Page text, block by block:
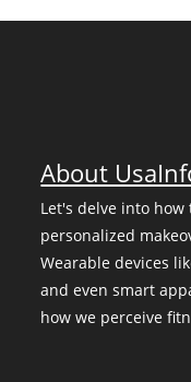
About
Let's delve into
personalized
Wearable devices
and even smart
how we perceive